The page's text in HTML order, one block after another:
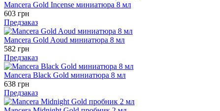
Mancera Gold Incense миниатюра 8 мл
603 грн
Предзаказ
Mancera Gold Aoud миниатюра 8 мл
582 грн
Предзаказ
Mancera Black Gold миниатюра 8 мл
638 грн
Предзаказ